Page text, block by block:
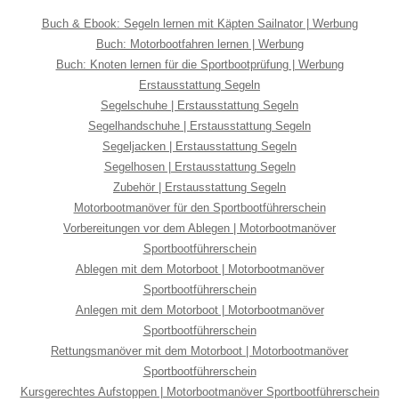
Buch & Ebook: Segeln lernen mit Käpten Sailnator | Werbung
Buch: Motorbootfahren lernen | Werbung
Buch: Knoten lernen für die Sportbootprüfung | Werbung
Erstausstattung Segeln
Segelschuhe | Erstausstattung Segeln
Segelhandschuhe | Erstausstattung Segeln
Segeljacken | Erstausstattung Segeln
Segelhosen | Erstausstattung Segeln
Zubehör | Erstausstattung Segeln
Motorbootmanöver für den Sportbootführerschein
Vorbereitungen vor dem Ablegen | Motorbootmanöver
Sportbootführerschein
Ablegen mit dem Motorboot | Motorbootmanöver
Sportbootführerschein
Anlegen mit dem Motorboot | Motorbootmanöver
Sportbootführerschein
Rettungsmanöver mit dem Motorboot | Motorbootmanöver
Sportbootführerschein
Kursgerechtes Aufstoppen | Motorbootmanöver Sportbootführerschein